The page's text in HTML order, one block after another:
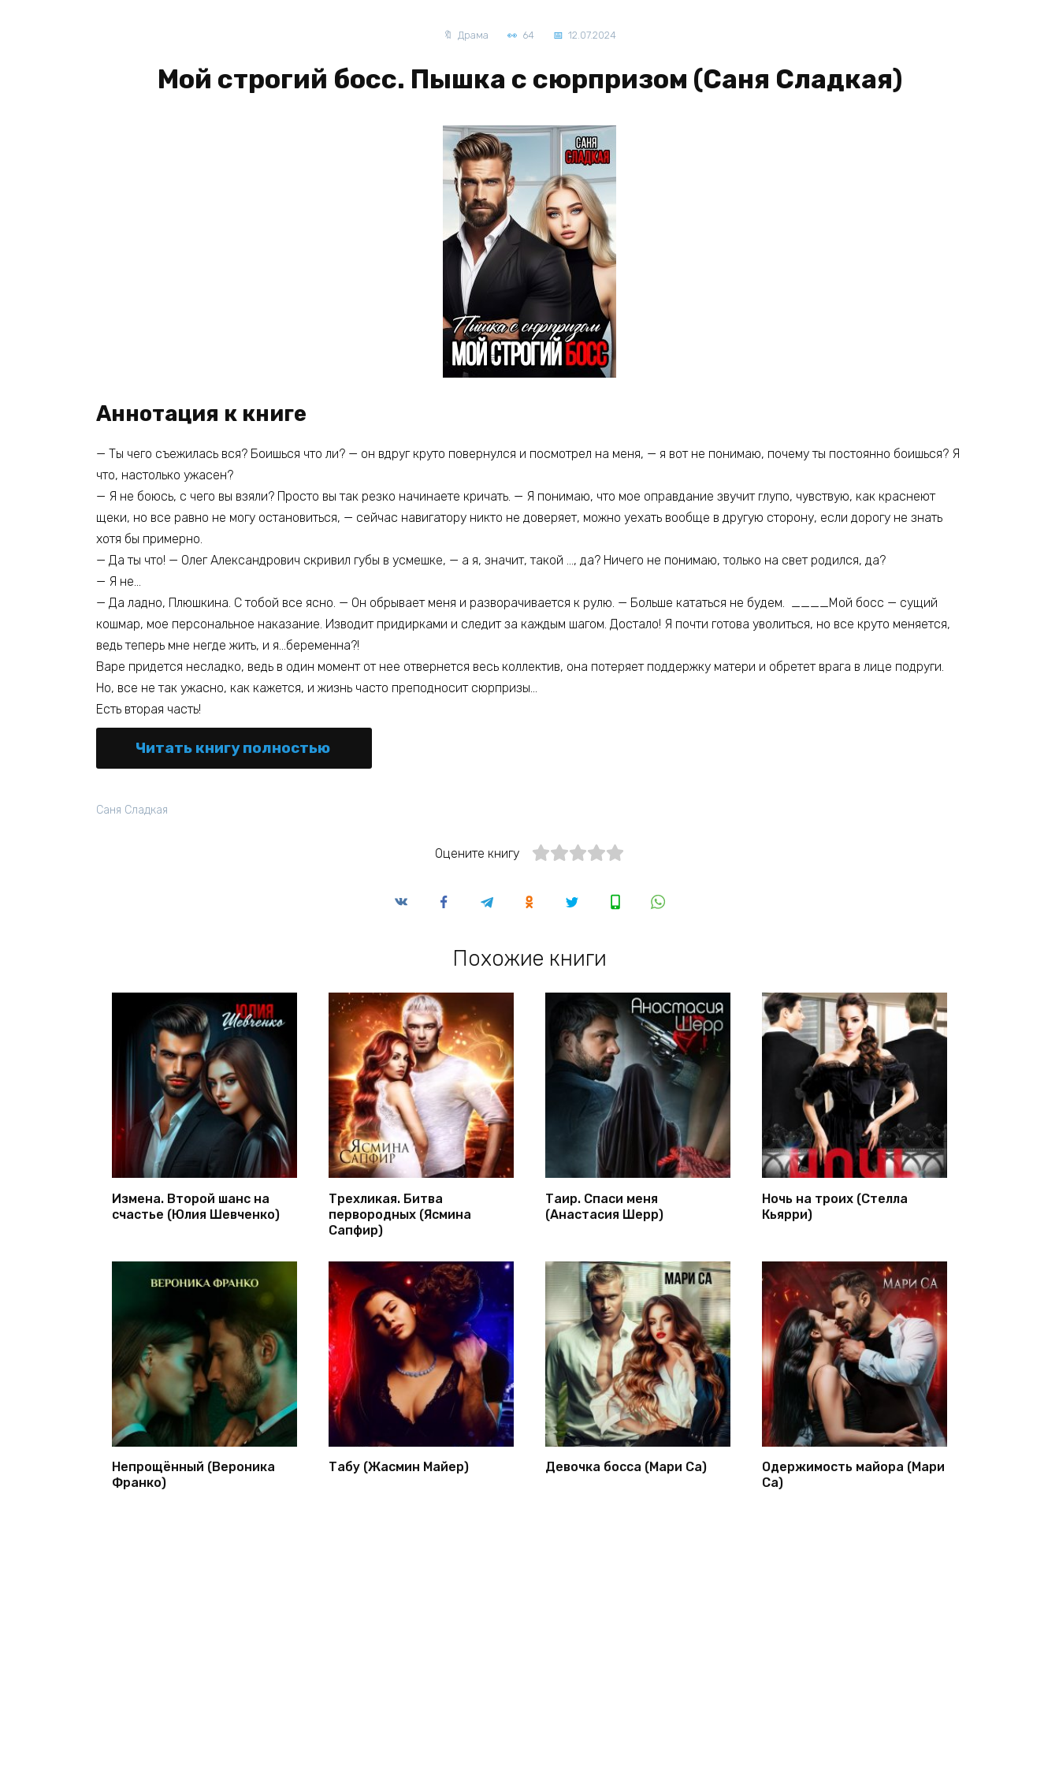
Драма 64 12.07.2024
Мой строгий босс. Пышка с сюрпризом (Саня Сладкая)
Аннотация к книге
— Ты чего съежилась вся? Боишься что ли? — он вдруг круто повернулся и посмотрел на меня, — я вот не понимаю, почему ты постоянно боишься? Я
что, настолько ужасен?
— Я не боюсь, с чего вы взяли? Просто вы так резко начинаете кричать. — Я понимаю, что мое оправдание звучит глупо, чувствую, как краснеют
щеки, но все равно не могу остановиться, — сейчас навигатору никто не доверяет, можно уехать вообще в другую сторону, если дорогу не знать
хотя бы примерно.
— Да ты что! — Олег Александрович скривил губы в усмешке, — а я, значит, такой …, да? Ничего не понимаю, только на свет родился, да?
— Я не…
— Да ладно, Плюшкина. С тобой все ясно. — Он обрывает меня и разворачивается к рулю. — Больше кататься не будем. ____Мой босс — сущий
кошмар, мое персональное наказание. Изводит придирками и следит за каждым шагом. Достало! Я почти готова уволиться, но все круто меняется,
ведь теперь мне негде жить, и я…беременна?!
Варе придется несладко, ведь в один момент от нее отвернется весь коллектив, она потеряет поддержку матери и обретет врага в лице подруги.
Но, все не так ужасно, как кажется, и жизнь часто преподносит сюрпризы…
Есть вторая часть!
Читать книгу полностью
Саня Сладкая
Оцените книгу
Похожие книги
Измена. Второй шанс на
счастье (Юлия Шевченко)
Трехликая. Битва
первородных (Ясмина
Сапфир)
Таир. Спаси меня
(Анастасия Шерр)
Ночь на троих (Стелла
Кьярри)
Непрощённый (Вероника
Франко)
Табу (Жасмин Майер) Девочка босса (Мари Са)
Одержимость майора (Мари
Са)